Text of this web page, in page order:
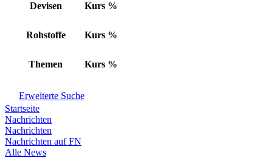
Devisen Kurs %
Rohstoffe Kurs %
Themen Kurs %
Erweiterte Suche
Startseite
Nachrichten
Nachrichten
Nachrichten auf FN
Alle News